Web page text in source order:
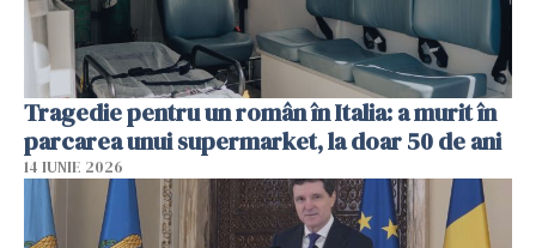
Tragedie pentru un român în Italia: a murit în
parcarea unui supermarket, la doar 50 de ani
14 IUNIE 2026